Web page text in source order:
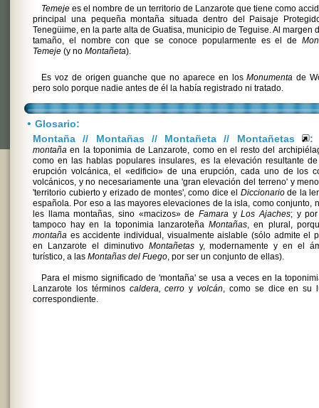
Temeje es el nombre de un territorio de Lanzarote que tiene como
principal una pequeña montaña situada dentro del Paisaje
Tenegüime, en la parte alta de Guatisa, municipio de Teguise. Al margen
tamaño, el nombre con que se conoce popularmente es el de
Temeje (y no Montañeta).
Es voz de origen guanche que no aparece en losMonumenta de
pero solo porque nadie antes de él la había registrado ni tratado.
• Glosario:
Montaña // Montañas // Montañeta // Montañetas
:
montaña en la toponimia de Lanzarote, como en el resto del
como en las hablas populares insulares, es la elevación resultante
erupción volcánica, el «edificio» de una erupción, cada uno de los
volcánicos, y no necesariamente una 'gran elevación del terreno' y
'territorio cubierto y erizado de montes', como dice el Diccionariode la
española. Por eso a las mayores elevaciones de la isla, como conjunto,
les llama montañas, sino «macizos» de Famara yLos Ajaches; y
tampoco hay en la toponimia lanzaroteñaMontañas, en plural,
montaña es accidente individual, visualmente aislable (sólo admite el
en Lanzarote el diminutivo Montañetasy, modernamente y en el
turístico, a las Montañas del Fuego, por ser un conjunto de ellas).
Para el mismo significado de 'montaña' se usa a veces en la
Lanzarote los términos caldera, cerro yvolcán, como se dice en su
correspondiente.